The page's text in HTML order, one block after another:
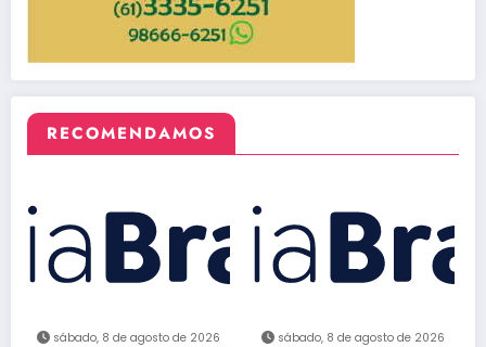
RECOMENDAMOS
sábado, 8 de agosto de 2026 sábado, 8 de agosto de 2026